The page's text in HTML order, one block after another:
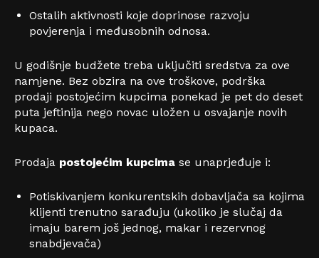
Ostalih aktivnosti koje doprinose razvoju
povjerenja i međusobnih odnosa.
U godišnje budžete treba uključiti sredstva za ove
namjene. Bez obzira na ove troškove, podrška
prodaji postojećim kupcima ponekad je pet do deset
puta jeftinija nego novac uložen u osvajanje novih
kupaca.
Prodaja postojećim kupcima se unaprjeđuje i:
Potiskivanjem konkurentskih dobavljača sa kojima
klijenti trenutno sarađuju (ukoliko je slučaj da
imaju barem još jednog, makar i rezervnog
snabdjevača)